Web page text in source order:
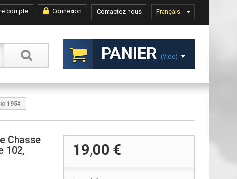
Français
Contactez-nous
Connexion
compte
PANIER (vide)
1954
Chasse
102,
19,00 €